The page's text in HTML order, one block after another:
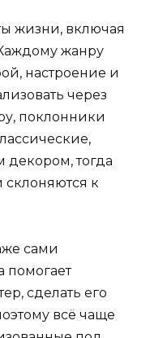
жизни, включая
жанру
настроение и
через
поклонники
декором, тогда
склоняются к
сами
помогает
сделать его
всё чаще